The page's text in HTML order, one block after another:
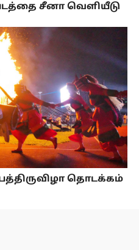
சீனா வெளியீடு
தொடக்கம்